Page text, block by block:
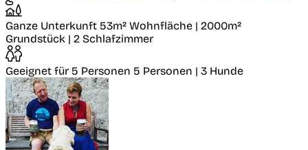
Ganze Unterkunft 53m² Wohnfläche | 2000m²
Grundstück | 2 Schlafzimmer
Geeignet für 5 Personen 5 Personen | 3 Hunde